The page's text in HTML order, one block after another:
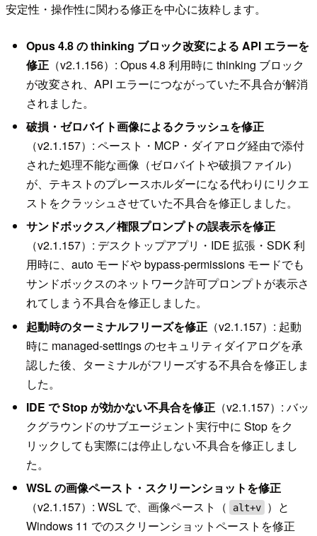
安定性・操作性に関わる修正を中心に抜粋します。
Opus 4.8 の thinking ブロック改変による API エラーを
修正（v2.1.156）: Opus 4.8 利用時に thinking ブロック
が改変され、API エラーにつながっていた不具合が解消
されました。
破損・ゼロバイト画像によるクラッシュを修正
（v2.1.157）: ペースト・MCP・ダイアログ経由で添付
された処理不能な画像（ゼロバイトや破損ファイル）
が、テキストのプレースホルダーになる代わりにリクエ
ストをクラッシュさせていた不具合を修正しました。
サンドボックス／権限プロンプトの誤表示を修正
（v2.1.157）: デスクトップアプリ・IDE 拡張・SDK 利
用時に、auto モードや bypass-permissions モードでも
サンドボックスのネットワーク許可プロンプトが表示さ
れてしまう不具合を修正しました。
起動時のターミナルフリーズを修正（v2.1.157）: 起動
時に managed-settings のセキュリティダイアログを承
認した後、ターミナルがフリーズする不具合を修正しま
した。
IDE で Stop が効かない不具合を修正（v2.1.157）: バッ
クグラウンドのサブエージェント実行中に Stop をク
リックしても実際には停止しない不具合を修正しまし
た。
WSL の画像ペースト・スクリーンショットを修正
（v2.1.157）: WSL で、画像ペースト（
alt+v
）と
Windows 11 でのスクリーンショットペーストを修正